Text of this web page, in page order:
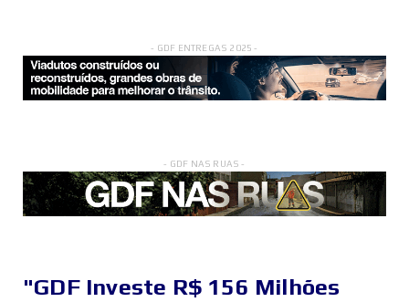
- GDF ENTREGAS 2025 -
- GDF NAS RUAS -
"GDF Investe R$ 156 Milhões